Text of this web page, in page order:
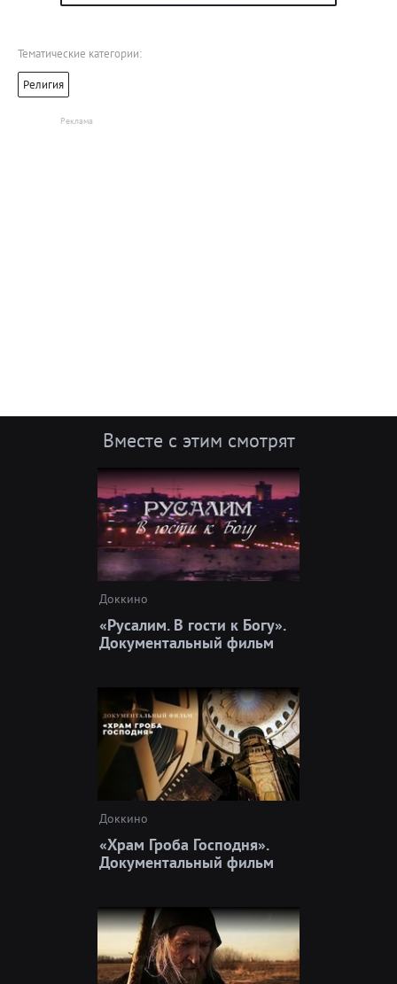
Тематические категории:
Религия
Вместе с этим смотрят
Доккино
«Русалим. В гости к Богу».
Документальный фильм
Доккино
«Храм Гроба Господня».
Документальный фильм